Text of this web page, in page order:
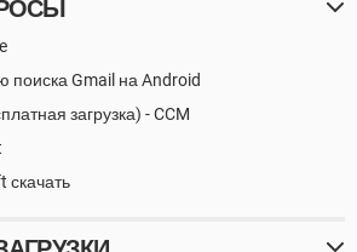
поиска Gmail на Android
загрузка) - CCM
скачать